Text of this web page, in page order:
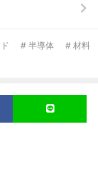
# 半導体
# 材料